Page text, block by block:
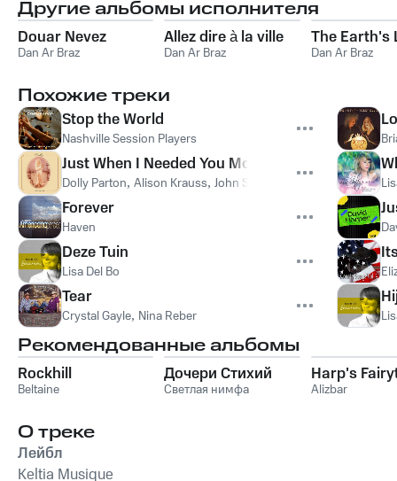
Другие альбомы исполнителя
Douar Nevez
Dan Ar Braz
Allez dire à la ville
Dan Ar Braz
The Earth's
Dan Ar Braz
Похожие треки
Stop the World
Nashville Session Players
Just When I Needed You Most
Dolly Parton, Alison Krauss, John Sebastian
Forever
Haven
Deze Tuin
Lisa Del Bo
Tear
Crystal Gayle, Nina Reber
Рекомендованные альбомы
Rockhill
Beltaine
Дочери Стихий
Светлая нимфа
Harp's
Alizbar
О треке
Лейбл
Keltia Musique